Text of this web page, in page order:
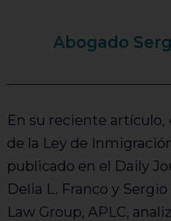
Abogado
En su reciente artículo,
de la Ley de
publicado en el Daily
Delia L. Franco y
Law Group, APLC,